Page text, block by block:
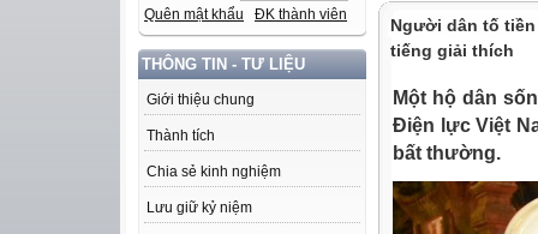
Quên mật khẩu ĐK thành viên
THÔNG TIN - TƯ LIỆU
Giới thiệu chung
Thành tích
Chia sẻ kinh nghiệm
Lưu giữ kỷ niệm
Người dân tố
tiếng giải thích
Một hộ dân
Điện lực Việt
bất thường.